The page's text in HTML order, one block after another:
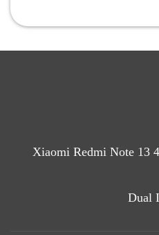
(Xiaomi Redmi Note 13
Dual